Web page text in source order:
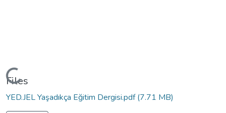
Loading...
Files
YED.JEL Yaşadıkça Eğitim Dergisi.pdf(7.71 MB)